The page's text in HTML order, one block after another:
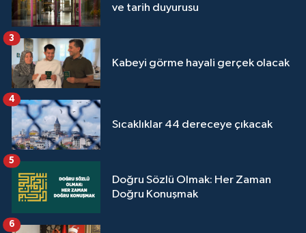
ve tarih duyurusu
Kabeyi görme hayali gerçek olacak
3
Sıcaklıklar 44 dereceye çıkacak
4
Doğru Sözlü Olmak: Her Zaman
Doğru Konuşmak
5
6